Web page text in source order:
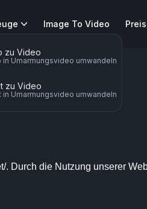
zu Video
in Umarmungsvideo umwandeln
zu Video
in Umarmungsvideo umwandeln
Image To Video
Durch die Nutzung unserer